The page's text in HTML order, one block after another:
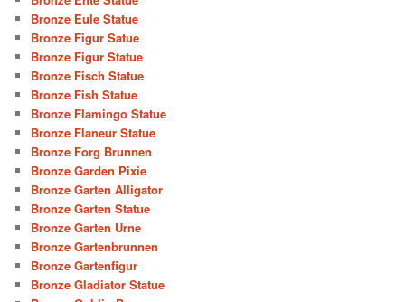
Bronze Eule Statue
Bronze Figur Satue
Bronze Figur Statue
Bronze Fisch Statue
Bronze Fish Statue
Bronze Flamingo Statue
Bronze Flaneur Statue
Bronze Forg Brunnen
Bronze Garden Pixie
Bronze Garten Alligator
Bronze Garten Statue
Bronze Garten Urne
Bronze Gartenbrunnen
Bronze Gartenfigur
Bronze Gladiator Statue